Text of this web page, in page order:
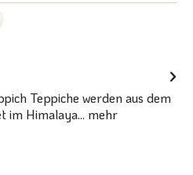
Teppiche werden aus dem
im Himalaya... mehr